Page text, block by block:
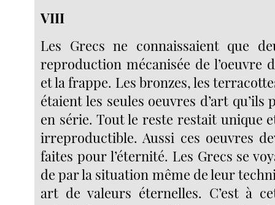
VIII
Les Grecs ne connaissaient que
reproduction mécanisée de l’oeuvre
et la frappe. Les bronzes, les
étaient les seules oeuvres d’art
en série. Tout le reste restait unique
irreproductible. Aussi ces oeuvres
faites pour l’éternité. Les Grecs se
de par la situation même de leur
art de valeurs éternelles. C’est à